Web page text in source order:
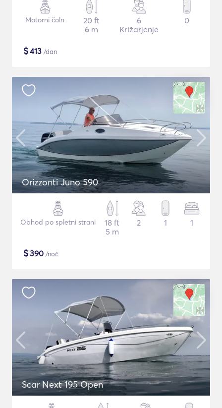
Motorni čoln
20 ft
6 m
6
Križarjenje
0
$413 /dan
Orizzonti Juno 590
Obhod po spletni strani
18 ft
5 m
2 1 1
$390 /noč
Scar Next 195 Open